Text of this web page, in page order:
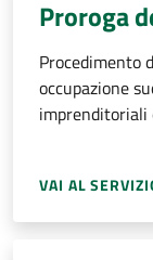
Proroga
Procedimento
occupazione
VAI AL